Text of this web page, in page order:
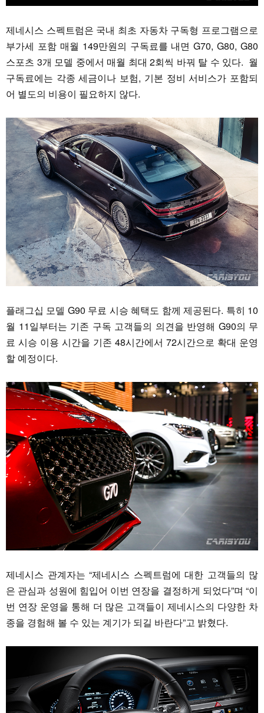
제네시스 스펙트럼은 국내 최초 자동차 구독형 프로그램으로
부가세 포함 매월 149만원의 구독료를 내면 G70, G80, G80
스포츠 3개 모델 중에서 매월 최대 2회씩 바꿔 탈 수 있다. 월
구독료에는 각종 세금이나 보험, 기본 정비 서비스가 포함되
어 별도의 비용이 필요하지 않다.
플래그십 모델 G90 무료 시승 혜택도 함께 제공된다. 특히 10
월 11일부터는 기존 구독 고객들의 의견을 반영해 G90의 무
료 시승 이용 시간을 기존 48시간에서 72시간으로 확대 운영
할 예정이다.
제네시스 관계자는 “제네시스 스펙트럼에 대한 고객들의 많
은 관심과 성원에 힘입어 이번 연장을 결정하게 되었다”며 “이
번 연장 운영을 통해 더 많은 고객들이 제네시스의 다양한 차
종을 경험해 볼 수 있는 계기가 되길 바란다”고 밝혔다.